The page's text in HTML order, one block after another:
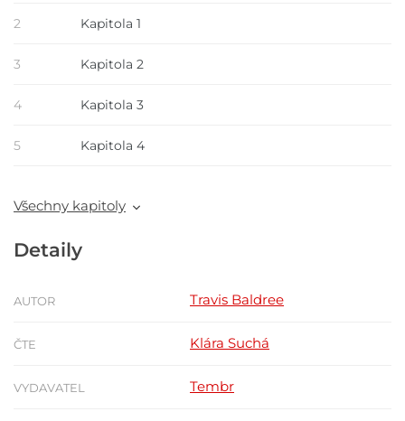
2 Kapitola 1
3 Kapitola 2
4 Kapitola 3
5 Kapitola 4
Všechny kapitoly
Detaily
AUTOR Travis Baldree
ČTE Klára Suchá
VYDAVATEL Tembr